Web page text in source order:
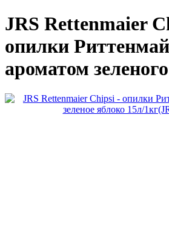
JRS Rettenmaier
опилки
ароматом